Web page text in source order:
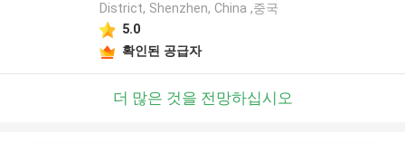
District, Shenzhen, China ,중국
5.0
확인된 공급자
더 많은 것을 전망하십시오